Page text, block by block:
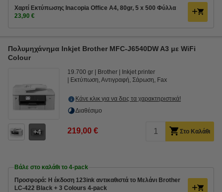
Χαρτί Εκτύπωσης Inacopia Office Α4, 80gr, 5 x 500 Φύλλα
23,90 €
Πολυμηχάνημα Inkjet Brother MFC-J6540DW A3 με WiFi
Colour
4
19.700 gr Brother
Inkjet printer
Εκτύπωση, Αντιγραφή, Σάρωση, Fax
Κάνε κλικ για να δεις τα χαρακτηριστικά!
Διαθέσιμο
219,00 € Στο Καλάθι
Βάλε στο καλάθι το 4-pack
Προσφορά: Η έκδοση 123ink αντικαθιστά τo Μελάνι Brother
LC-422 Black + 3 Colours 4-pack